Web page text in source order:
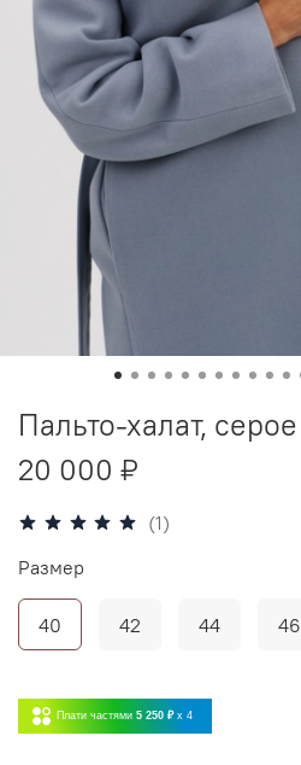
(1)
Пальто-халат, серое
20 000 ₽
Плати частями 5 250 ₽ x 4
Размер
40 42 44 46